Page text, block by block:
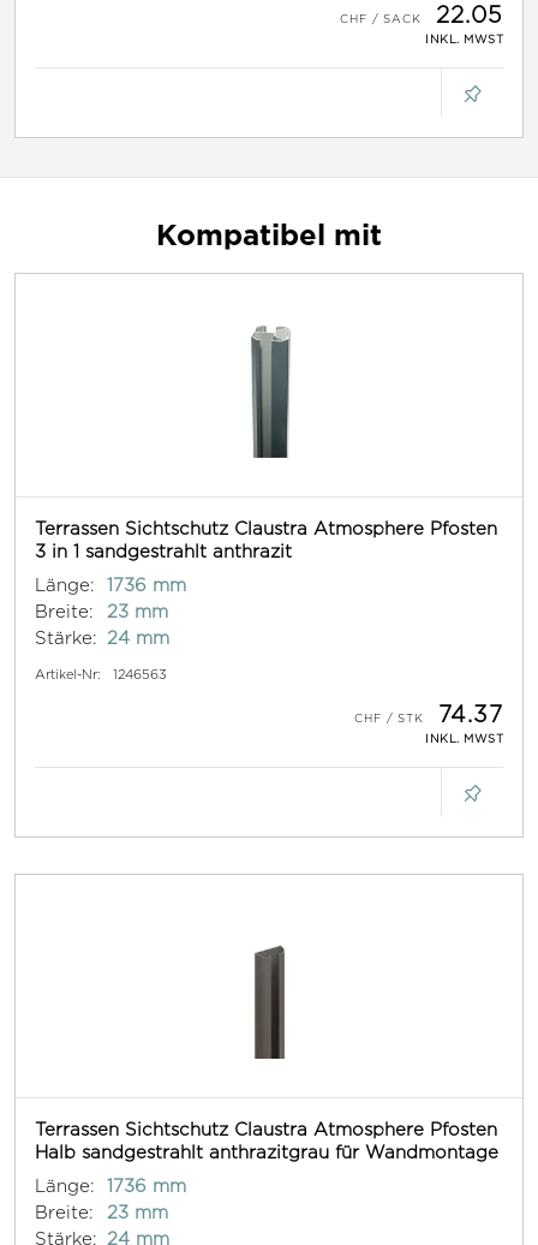
22.05
INKL. MWST
Kompatibel mit
Terrassen Sichtschutz Claustra Atmosphere Pfosten
3 in 1 sandgestrahlt anthrazit
Länge:
1736 mm
Breite:
23 mm
Stärke:
24 mm
Artikel-Nr: 1246563
74.37
INKL. MWST
Terrassen Sichtschutz Claustra Atmosphere Pfosten
Halb sandgestrahlt anthrazitgrau für Wandmontage
Länge:
1736 mm
Breite:
23 mm
Stärke:
24 mm